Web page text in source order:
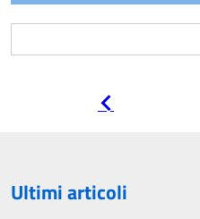
Ultimi articoli